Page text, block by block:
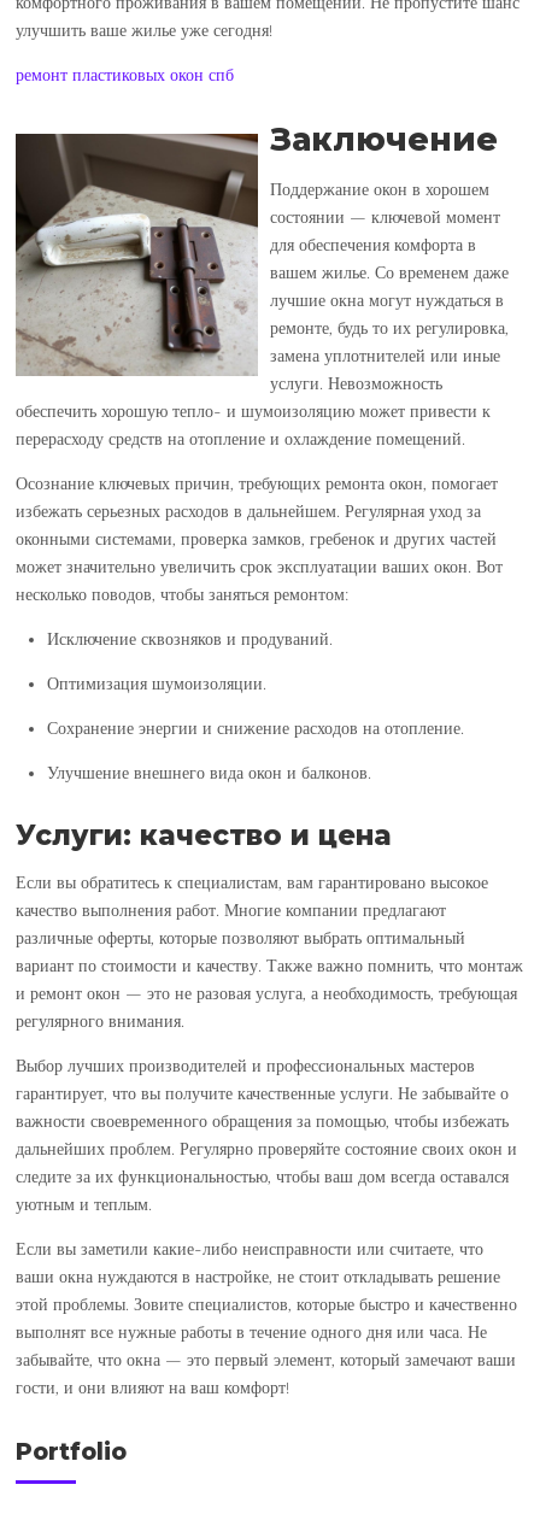
улучшить ваше жилье уже сегодня!
ремонт пластиковых окон спб
Заключение
Поддержание окон в хорошем
состоянии — ключевой момент
для обеспечения комфорта в
вашем жилье. Со временем даже
лучшие окна могут нуждаться в
ремонте, будь то их регулировка,
замена уплотнителей или иные
услуги. Невозможность
обеспечить хорошую тепло- и шумоизоляцию может привести к
перерасходу средств на отопление и охлаждение помещений.
Осознание ключевых причин, требующих ремонта окон, помогает
избежать серьезных расходов в дальнейшем. Регулярная уход за
оконными системами, проверка замков, гребенок и других частей
может значительно увеличить срок эксплуатации ваших окон. Вот
несколько поводов, чтобы заняться ремонтом:
Исключение сквозняков и продуваний.
Оптимизация шумоизоляции.
Сохранение энергии и снижение расходов на отопление.
Улучшение внешнего вида окон и балконов.
Услуги: качество и цена
Если вы обратитесь к специалистам, вам гарантировано высокое
качество выполнения работ. Многие компании предлагают
различные оферты, которые позволяют выбрать оптимальный
вариант по стоимости и качеству. Также важно помнить, что монтаж
и ремонт окон — это не разовая услуга, а необходимость, требующая
регулярного внимания.
Выбор лучших производителей и профессиональных мастеров
гарантирует, что вы получите качественные услуги. Не забывайте о
важности своевременного обращения за помощью, чтобы избежать
дальнейших проблем. Регулярно проверяйте состояние своих окон и
следите за их функциональностью, чтобы ваш дом всегда оставался
уютным и теплым.
Если вы заметили какие-либо неисправности или считаете, что
ваши окна нуждаются в настройке, не стоит откладывать решение
этой проблемы. Зовите специалистов, которые быстро и качественно
выполнят все нужные работы в течение одного дня или часа. Не
забывайте, что окна — это первый элемент, который замечают ваши
гости, и они влияют на ваш комфорт!
Portfolio